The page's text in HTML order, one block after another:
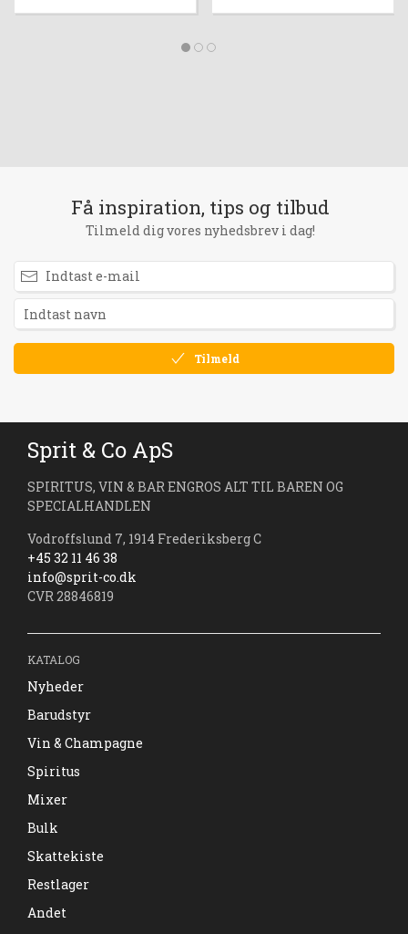
Få inspiration, tips og tilbud
Tilmeld dig vores nyhedsbrev i dag!
Tilmeld
Sprit & Co ApS
SPIRITUS, VIN & BAR ENGROS ALT TIL BAREN OG
SPECIALHANDLEN
Vodroffslund 7, 1914 Frederiksberg C
+45 32 11 46 38
info@sprit-co.dk
CVR 28846819
KATALOG
Nyheder
Barudstyr
Vin & Champagne
Spiritus
Mixer
Bulk
Skattekiste
Restlager
Andet